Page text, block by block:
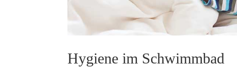
Hygiene im Schwimmbad